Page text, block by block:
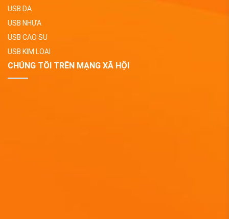
USB DA
USB NHỰA
USB CAO SU
USB KIM LOẠI
CHÚNG TÔI TRÊN MẠNG XÃ HỘI